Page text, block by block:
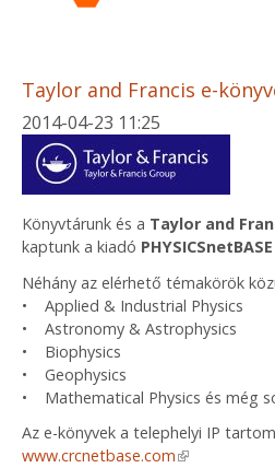
Taylor and Francis e-
2014-04-23 11:25
Könyvtárunk és a Taylor and
kaptunk a kiadó
Néhány az elérhető témakörök
• Applied & Industrial Physics
• Astronomy & Astrophysics
• Biophysics
• Geophysics
• Mathematical Physics és még
Az e-könyvek a telephelyi IP
www.crcnetbase.com(link is